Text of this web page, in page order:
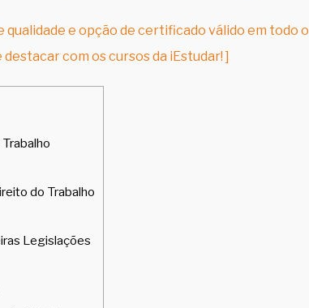
e opção de certificado válido em todo o
com os cursos da iEstudar! ]
do Trabalho
Legislações